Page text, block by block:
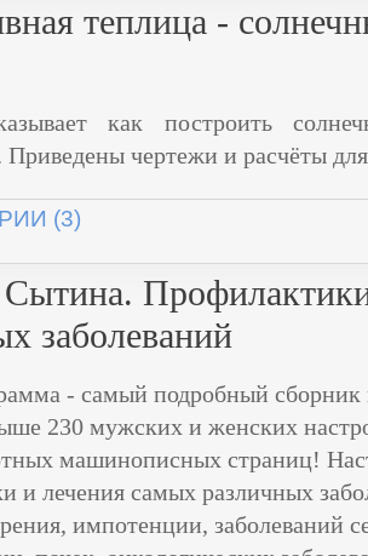
теплица -
как построить
чертежи и расчёты
(3)
заболеваний
- самый подробный
230 мужских и женских
машинописных страниц!
и лечения самых различных
импотенции, заболеваний